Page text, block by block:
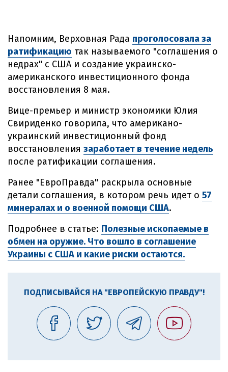
Напомним, Верховная Рада проголосовала за
ратификацию так называемого "соглашения о
недрах" с США и создание украинско-
американского инвестиционного фонда
восстановления 8 мая.
Вице-премьер и министр экономики Юлия
Свириденко говорила, что американо-
украинский инвестиционный фонд
восстановления заработает в течение недель
после ратификации соглашения.
Ранее "ЕвроПравда" раскрыла основные
детали соглашения, в котором речь идет о 57
минералах и о военной помощи США.
Подробнее в статье: Полезные ископаемые в
обмен на оружие. Что вошло в соглашение
Украины с США и какие риски остаются.
ПОДПИСЫВАЙСЯ НА "ЕВРОПЕЙСКУЮ ПРАВДУ"!